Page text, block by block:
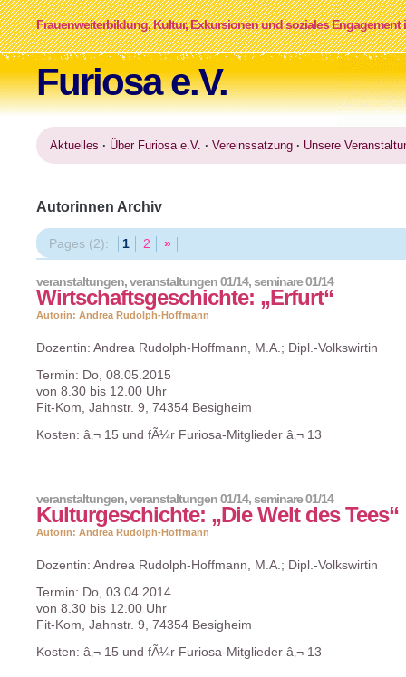
Furiosa e.V.
Frauenweiterbildung, Kultur, Exkursionen und soziales Engagement
Aktuelles · Über Furiosa e.V. · Vereinssatzung · Unsere
Autorinnen Archiv
Pages (2): 1 2 »
Wirtschaftsgeschichte: „Erfurt“
veranstaltungen,veranstaltungen 01/14,seminare 01/14
Autorin: Andrea Rudolph-Hoffmann
Dozentin: Andrea Rudolph-Hoffmann, M.A.; Dipl.-Volkswirtin
Termin: Do, 08.05.2015
von 8.30 bis 12.00 Uhr
Fit-Kom, Jahnstr. 9, 74354 Besigheim
Kosten: â‚¬ 15 und fÃ¼r Furiosa-Mitglieder â‚¬ 13
Kulturgeschichte: „Die Welt des Tees“
veranstaltungen,veranstaltungen 01/14,seminare 01/14
Autorin: Andrea Rudolph-Hoffmann
Dozentin: Andrea Rudolph-Hoffmann, M.A.; Dipl.-Volkswirtin
Termin: Do, 03.04.2014
von 8.30 bis 12.00 Uhr
Fit-Kom, Jahnstr. 9, 74354 Besigheim
Kosten: â‚¬ 15 und fÃ¼r Furiosa-Mitglieder â‚¬ 13